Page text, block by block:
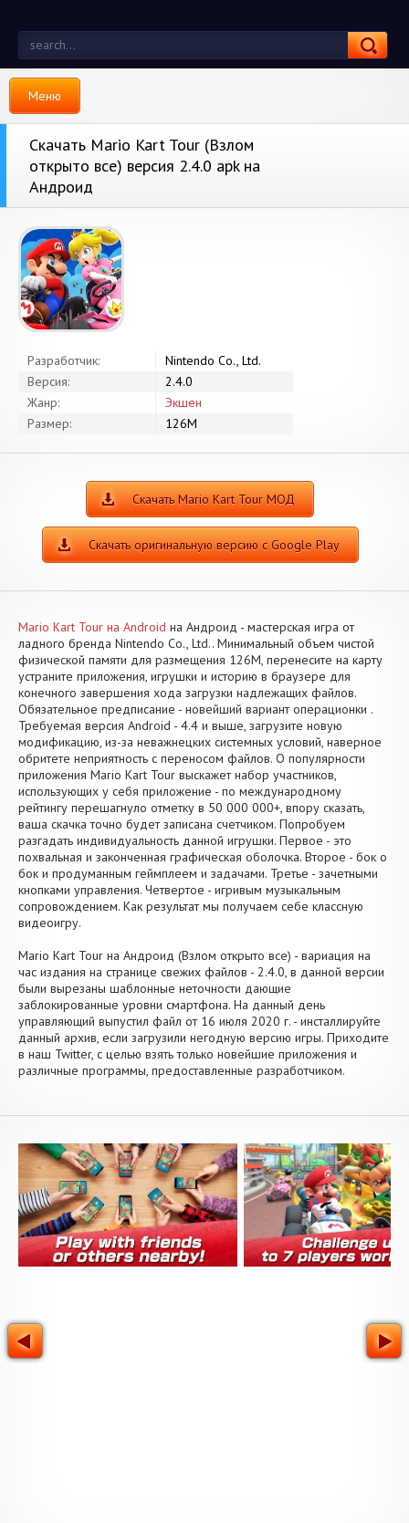
Меню
Скачать Mario Kart Tour (Взлом
открыто все) версия 2.4.0 apk на
Андроид
Разработчик:
Nintendo Co., Ltd.
Версия:
2.4.0
Жанр:
Экшен
Размер:
126M
Скачать Mario Kart Tour МОД
Скачать оригинальную версию с Google Play
Mario Kart Tour на Android на Андроид - мастерская игра от
ладного бренда Nintendo Co., Ltd.. Минимальный объем чистой
физической памяти для размещения 126M, перенесите на карту
устраните приложения, игрушки и историю в браузере для
конечного завершения хода загрузки надлежащих файлов.
Обязательное предписание - новейший вариант операционки .
Требуемая версия Android - 4.4 и выше, загрузите новую
модификацию, из-за неважнецких системных условий, наверное
обритете неприятность с переносом файлов. О популярности
приложения Mario Kart Tour выскажет набор участников,
использующих у себя приложение - по международному
рейтингу перешагнуло отметку в 50 000 000+, впору сказать,
ваша скачка точно будет записана счетчиком. Попробуем
разгадать индивидуальность данной игрушки. Первое - это
похвальная и законченная графическая оболочка. Второе - бок о
бок и продуманным геймплеем и задачами. Третье - зачетными
кнопками управления. Четвертое - игривым музыкальным
сопровождением. Как результат мы получаем себе классную
видеоигру.
Mario Kart Tour на Андроид (Взлом открыто все) - вариация на
час издания на странице свежих файлов - 2.4.0, в данной версии
были вырезаны шаблонные неточности дающие
заблокированные уровни смартфона. На данный день
управляющий выпустил файл от 16 июля 2020 г. - инсталлируйте
данный архив, если загрузили негодную версию игры. Приходите
в наш Twitter, с целью взять только новейшие приложения и
различные программы, предоставленные разработчиком.